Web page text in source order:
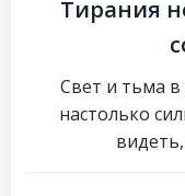
Тирания
Свет и тьма
настолько